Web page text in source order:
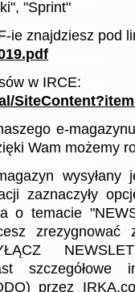
"Sprint"
ie znajdziesz pod
w IRCE:
e-
Wam możemy
zaznaczyły
o temacie
zrezygnować
szczegółowe
przez